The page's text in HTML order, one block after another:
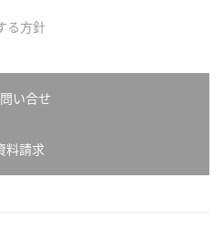
る方針
い合せ
料請求